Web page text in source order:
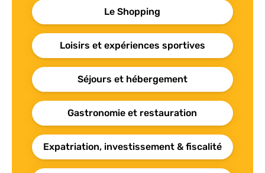
Le Shopping
Loisirs et expériences sportives
Séjours et hébergement
Gastronomie et restauration
Expatriation, investissement & fiscalité